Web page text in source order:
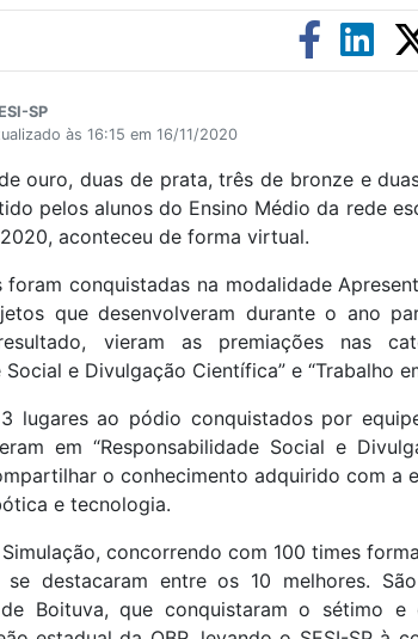
SP
às 16:15 em 16/11/2020
ouro, duas de prata, três de bronze e
pelos alunos do Ensino Médio da rede
aconteceu de forma virtual.
foram conquistadas na modalidade
que desenvolveram durante o ano
vieram as premiações nas
e Divulgação Científica” e “Trabalho
lugares ao pódio conquistados por
em “Responsabilidade Social e
o conhecimento adquirido com a
e tecnologia.
concorrendo com 100 times
se destacaram entre os 10 melhores.
de Boituva, que conquistaram o sétimo